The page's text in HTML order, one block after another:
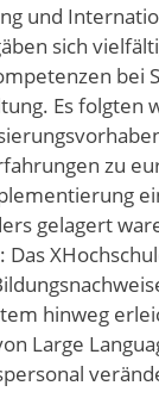
und
sich
bei
Es folgten
zu
gelagert
hinweg
Large